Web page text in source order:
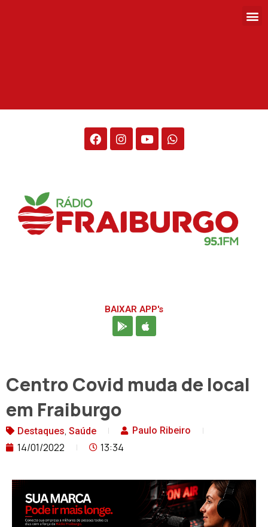
BAIXAR APP's
Centro Covid muda de local
em Fraiburgo
Destaques, Saúde Paulo Ribeiro
14/01/2022 13:34